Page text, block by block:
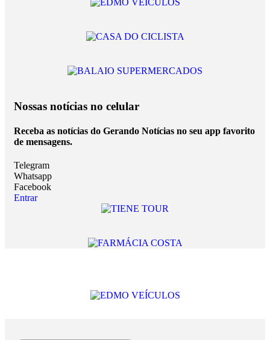
Nossas notícias no celular
Receba as notícias do Gerando Notícias no seu app favorito
de mensagens.
Telegram
Whatsapp
Facebook
Entrar